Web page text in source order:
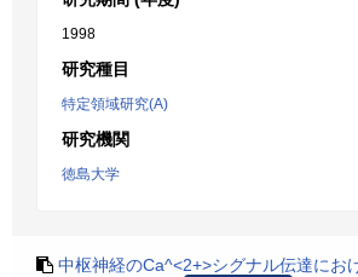
1998
研究種目
特定領域研究(A)
研究機関
徳島大学
中枢神経のCa^<2+>シグナル伝達にお